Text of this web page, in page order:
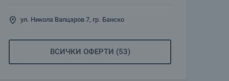
ул. Никола Вапцаров 7, гр. Банско
ВСИЧКИ ОФЕРТИ (53)